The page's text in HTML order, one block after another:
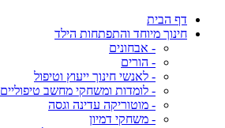
דף הבית
חינוך מיוחד והתפתחות הילד
- אבחונים
- הורים
- לאנשי חינוך ייעוץ וטיפול
- לומדות ומשחקי מחשב טיפוליים
- מוטוריקה עדינה וגסה
- משחקי דמיון